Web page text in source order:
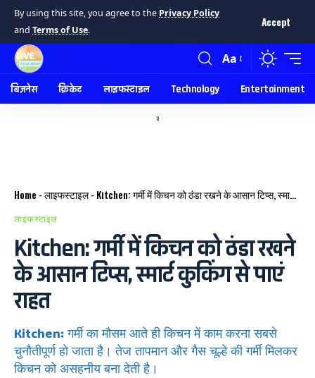
By using this site, you agree to the Privacy Policy
and Terms of Use.
Accept
Aa
बिज़नेस क्रिकेट लाइफस्टाइल Technology Entertainment
a
Home -लाइफस्टाइल- Kitchen: गर्मी में किचन को ठंडा रखने के आसान टिप्स, स्मार्ट कुकिंग से पाएं राहत
लाइफस्टाइल
Kitchen: गर्मी में किचन को ठंडा रखने
के आसान टिप्स, स्मार्ट कुकिंग से पाएं
राहत
Kitchen: गर्मी का मौसम आते ही किचन में काम करना सबसे
चुनौतीपूर्ण हो जाता है। तेज तापमान और गैस चूल्हे की गर्मी मिलकर
किचन को असहनीय बना देती है।